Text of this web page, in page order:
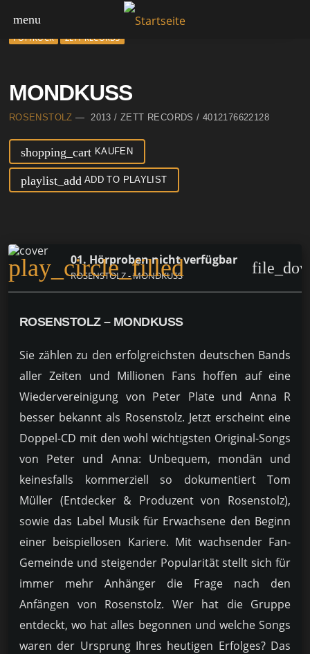
menu
POP/ROCK ZETT RECORDS
MONDKUSS
ROSENSTOLZ — 2013 / ZETT RECORDS / 4012176622128
shopping_cart KAUFEN
playlist_add ADD TO PLAYLIST
play_circle_filled
01. Hörproben nicht verfügbar
ROSENSTOLZ - MONDKUSS
ROSENSTOLZ – MONDKUSS
Sie zählen zu den erfolgreichsten deutschen Bands
aller Zeiten und Millionen Fans hoffen auf eine
Wiedervereinigung von Peter Plate und Anna R
besser bekannt als Rosenstolz. Jetzt erscheint eine
Doppel-CD mit den wohl wichtigsten Original-Songs
von Peter und Anna: Unbequem, mondän und
keinesfalls kommerziell so dokumentiert Tom
Müller (Entdecker & Produzent von Rosenstolz),
sowie das Label Musik für Erwachsene den Beginn
einer beispiellosen Kariere. Mit wachsender Fan-
Gemeinde und steigender Popularität stellt sich für
immer mehr Anhänger die Frage nach den
Anfängen von Rosenstolz. Wer hat die Gruppe
entdeckt, wo hat alles begonnen und welche Songs
waren der Ursprung Ihres heutigen Erfolges? Das